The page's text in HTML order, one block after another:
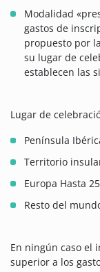
Modalidad
gastos de
propuesto por
su lugar de
establecen las
Lugar de
Península
Territorio
Europa Hasta
Resto del
En ningún caso el
superior a los